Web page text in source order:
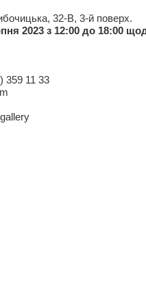
32-В, 3-й поверх.
2023 з 12:00 до 18:00
359 11 33